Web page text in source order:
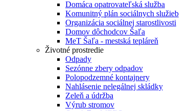
Domáca opatrovateľská služba
Komunitný plán sociálnych služieb
Organizácia sociálnej starostlivosti
Domov dôchodcov Šaľa
MeT Šaľa - mestská tepláreň
Životné prostredie
Odpady
Sezónne zbery odpadov
Polopodzemné kontajnery
Nahlásenie nelegálnej skládky
Zeleň a údržba
Výrub stromov